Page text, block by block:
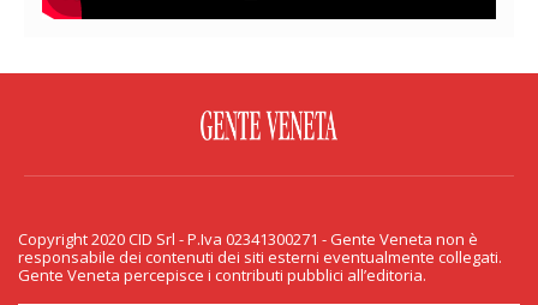
PRIVACY & COOKIE
Copyright 2020 CID Srl - P.Iva 02341300271 - Gente Veneta non è responsabile
dei contenuti dei siti esterni eventualmente collegati. Gente Veneta percepisce
Copyright 2020 CID Srl - P.Iva 02341300271 - Gente Veneta non è
responsabile dei contenuti dei siti esterni eventualmente collegati.
Gente Veneta percepisce i contributi pubblici all’editoria.